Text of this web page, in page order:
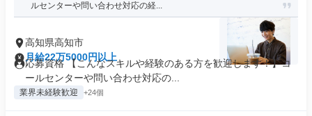
ルセンターや問い合わせ対応の経...
高知県高知市
月給22万5000円以上
応募資格 【こんなスキルや経験のある方を歓迎します！】コ
ールセンターや問い合わせ対応の...
業界未経験歓迎 +24個